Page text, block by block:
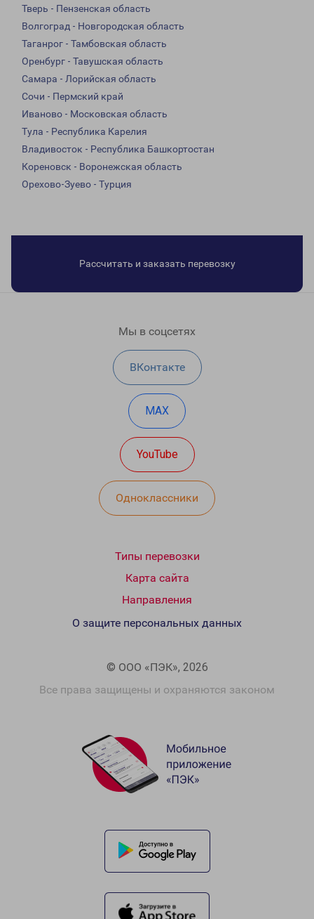
Тверь - Пензенская область
Волгоград - Новгородская область
Таганрог - Тамбовская область
Оренбург - Тавушская область
Самара - Лорийская область
Сочи - Пермский край
Иваново - Московская область
Тула - Республика Карелия
Владивосток - Республика Башкортостан
Кореновск - Воронежская область
Орехово-Зуево - Турция
Рассчитать и заказать перевозку
Мы в соцсетях
ВКонтакте
MAX
YouTube
Одноклассники
Типы перевозки
Карта сайта
Направления
© ООО «ПЭК», 2026
Все права защищены и охраняются законом
О защите персональных данных